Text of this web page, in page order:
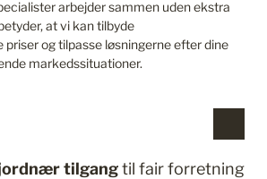
arbejder sammen uden ekstra
at vi kan tilbyde
og tilpasse løsningerne efter dine
markedssituationer.
tilgang til fair forretning